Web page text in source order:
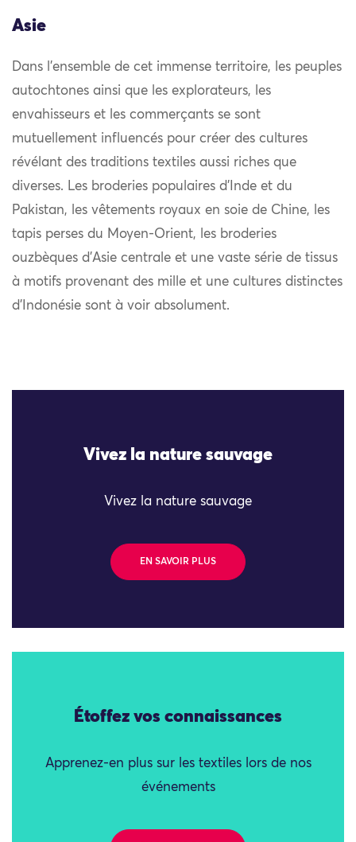
Asie
Dans l’ensemble de cet immense territoire, les peuples
autochtones ainsi que les explorateurs, les
envahisseurs et les commerçants se sont
mutuellement influencés pour créer des cultures
révélant des traditions textiles aussi riches que
diverses. Les broderies populaires d’Inde et du
Pakistan, les vêtements royaux en soie de Chine, les
tapis perses du Moyen-Orient, les broderies
ouzbèques d’Asie centrale et une vaste série de tissus
à motifs provenant des mille et une cultures distinctes
d’Indonésie sont à voir absolument.
Vivez la nature sauvage
Vivez la nature sauvage
EN SAVOIR PLUS
Étoffez vos connaissances
Apprenez-en plus sur les textiles lors de nos
événements